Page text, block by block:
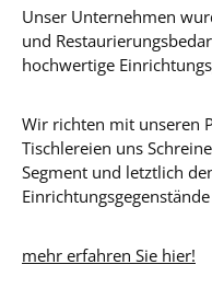
Unser Unternehmen
und
hochwertige
Wir richten mit unseren
Tischlereien uns
Segment und letztlich
mehr erfahren Sie hier!